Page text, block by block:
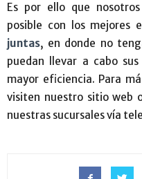
Es por ello que
posible con los mejores
juntas, en donde no
puedan llevar a cabo
mayor eficiencia. Para
visiten nuestro sitio web
nuestras sucursales vía